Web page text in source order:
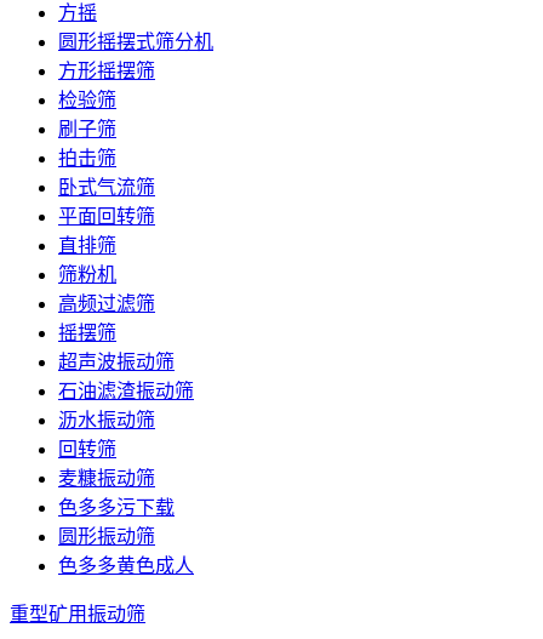
方摇
圆形摇摆式筛分机
方形摇摆筛
检验筛
刷子筛
拍击筛
卧式气流筛
平面回转筛
直排筛
筛粉机
高频过滤筛
摇摆筛
超声波振动筛
石油滤渣振动筛
沥水振动筛
回转筛
麦糠振动筛
色多多污下载
圆形振动筛
色多多黄色成人
重型矿用振动筛